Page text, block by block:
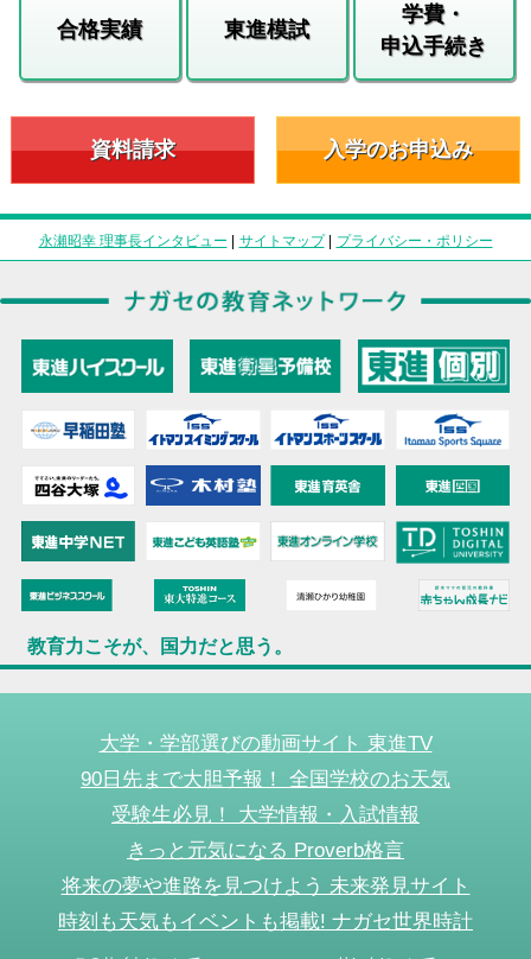
合格実績 東進模試
学費・
申込手続き
資料請求 入学のお申込み
永瀬昭幸 理事長インタビュー | サイトマップ| プライバシー・ポリシー
教育力こそが、国力だと思う。
大学・学部選びの動画サイト 東進TV
90日先まで大胆予報！ 全国学校のお天気
受験生必見！ 大学情報・入試情報
きっと元気になる Proverb格言
将来の夢や進路を見つけよう 未来発見サイト
時刻も天気もイベントも掲載! ナガセ世界時計